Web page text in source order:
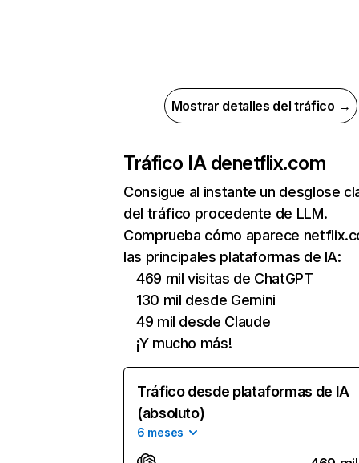
Mostrar detalles del tráfico →
Tráfico IA denetflix.com
Consigue al instante un desglose
del tráfico procedente de LLM.
Comprueba cómo aparece
las principales plataformas de IA:
469 mil visitas de ChatGPT
130 mil desde Gemini
49 mil desde Claude
¡Y mucho más!
Tráfico desde plataformas de IA
(absoluto)
6 meses